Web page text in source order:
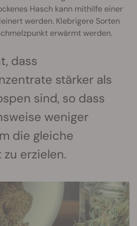
Hasch kann mithilfe einer
werden. Klebrigere Sorten
erwärmt werden.
dass
stärker als
sind, so dass
weniger
die gleiche
erzielen.